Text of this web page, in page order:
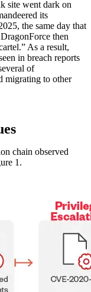
site went dark on
its
the same day that
then
As a result,
in breach reports
of
migrating to other
chain observed
1.